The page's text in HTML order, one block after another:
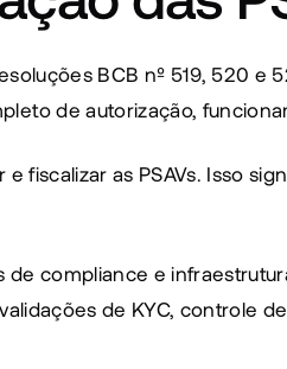
BCB nº 519, 520 e
de autorização,
fiscalizar as PSAVs. Isso
compliance e
de KYC, controle